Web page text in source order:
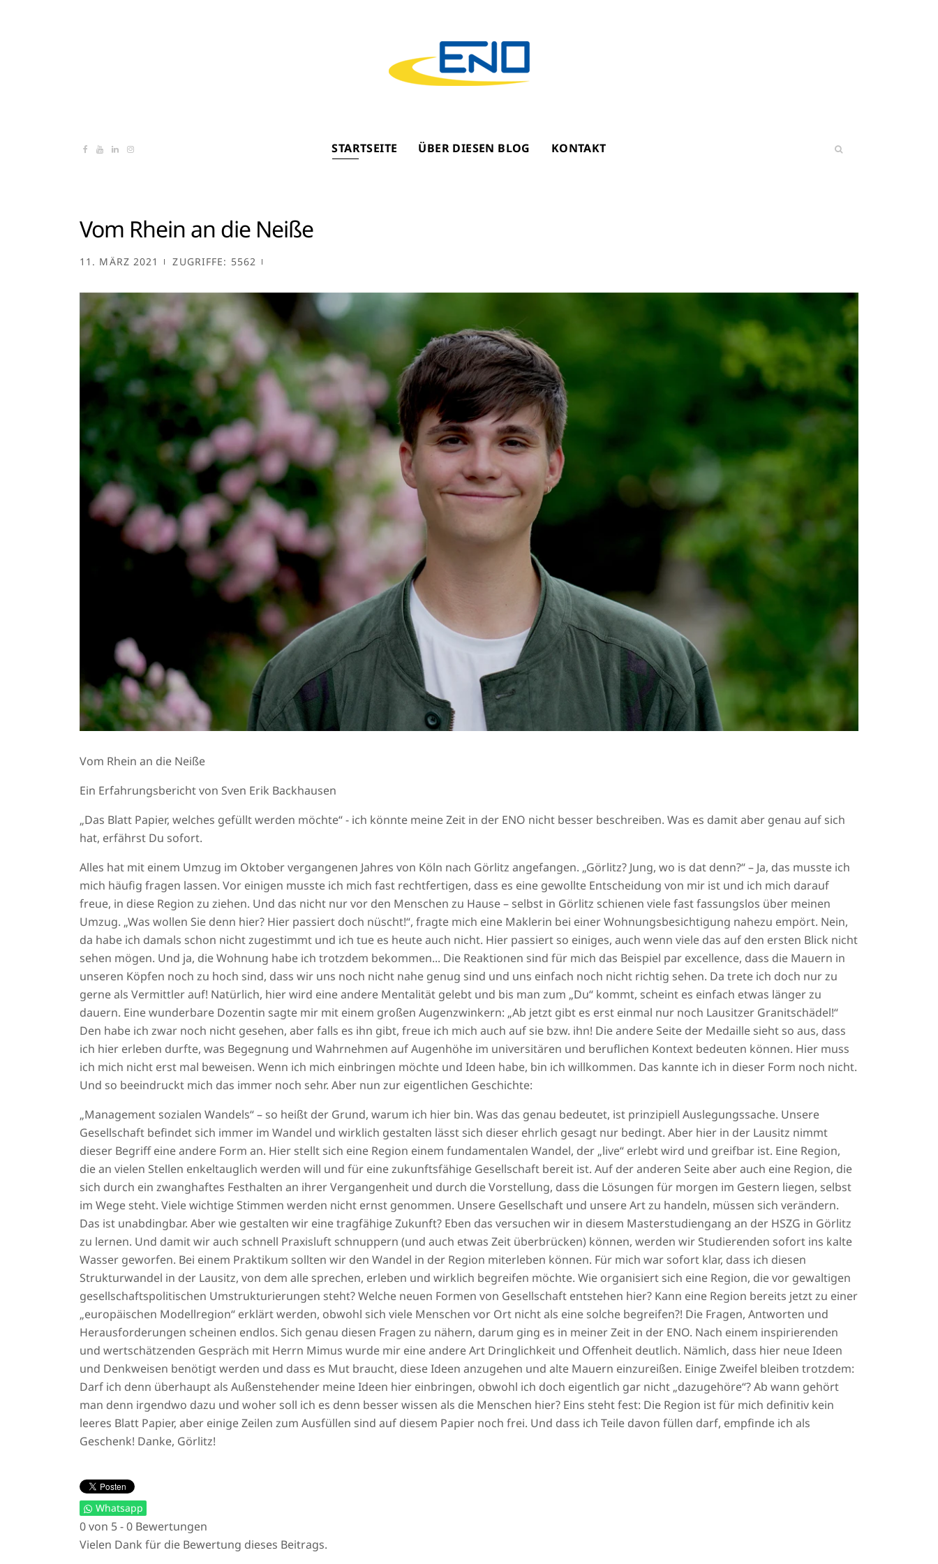
STARTSEITE ÜBER DIESEN BLOG KONTAKT
Vom Rhein an die Neiße
11. MÄRZ 2021 ZUGRIFFE: 5562
Vom Rhein an die Neiße
Ein Erfahrungsbericht von Sven Erik Backhausen
„Das Blatt Papier, welches gefüllt werden möchte“ - ich könnte meine Zeit in der ENO nicht besser beschreiben. Was es damit aber genau auf sich
hat, erfährst Du sofort.
Alles hat mit einem Umzug im Oktober vergangenen Jahres von Köln nach Görlitz angefangen. „Görlitz? Jung, wo is dat denn?“ – Ja, das musste ich
mich häufig fragen lassen. Vor einigen musste ich mich fast rechtfertigen, dass es eine gewollte Entscheidung von mir ist und ich mich darauf
freue, in diese Region zu ziehen. Und das nicht nur vor den Menschen zu Hause – selbst in Görlitz schienen viele fast fassungslos über meinen
Umzug. „Was wollen Sie denn hier? Hier passiert doch nüscht!“, fragte mich eine Maklerin bei einer Wohnungsbesichtigung nahezu empört. Nein,
da habe ich damals schon nicht zugestimmt und ich tue es heute auch nicht. Hier passiert so einiges, auch wenn viele das auf den ersten Blick nicht
sehen mögen. Und ja, die Wohnung habe ich trotzdem bekommen... Die Reaktionen sind für mich das Beispiel par excellence, dass die Mauern in
unseren Köpfen noch zu hoch sind, dass wir uns noch nicht nahe genug sind und uns einfach noch nicht richtig sehen. Da trete ich doch nur zu
gerne als Vermittler auf! Natürlich, hier wird eine andere Mentalität gelebt und bis man zum „Du“ kommt, scheint es einfach etwas länger zu
dauern. Eine wunderbare Dozentin sagte mir mit einem großen Augenzwinkern: „Ab jetzt gibt es erst einmal nur noch Lausitzer Granitschädel!“
Den habe ich zwar noch nicht gesehen, aber falls es ihn gibt, freue ich mich auch auf sie bzw. ihn! Die andere Seite der Medaille sieht so aus, dass
ich hier erleben durfte, was Begegnung und Wahrnehmen auf Augenhöhe im universitären und beruflichen Kontext bedeuten können. Hier muss
ich mich nicht erst mal beweisen. Wenn ich mich einbringen möchte und Ideen habe, bin ich willkommen. Das kannte ich in dieser Form noch nicht.
Und so beeindruckt mich das immer noch sehr. Aber nun zur eigentlichen Geschichte:
„Management sozialen Wandels“ – so heißt der Grund, warum ich hier bin. Was das genau bedeutet, ist prinzipiell Auslegungssache. Unsere
Gesellschaft befindet sich immer im Wandel und wirklich gestalten lässt sich dieser ehrlich gesagt nur bedingt. Aber hier in der Lausitz nimmt
dieser Begriff eine andere Form an. Hier stellt sich eine Region einem fundamentalen Wandel, der „live“ erlebt wird und greifbar ist. Eine Region,
die an vielen Stellen enkeltauglich werden will und für eine zukunftsfähige Gesellschaft bereit ist. Auf der anderen Seite aber auch eine Region, die
sich durch ein zwanghaftes Festhalten an ihrer Vergangenheit und durch die Vorstellung, dass die Lösungen für morgen im Gestern liegen, selbst
im Wege steht. Viele wichtige Stimmen werden nicht ernst genommen. Unsere Gesellschaft und unsere Art zu handeln, müssen sich verändern.
Das ist unabdingbar. Aber wie gestalten wir eine tragfähige Zukunft? Eben das versuchen wir in diesem Masterstudiengang an der HSZG in Görlitz
zu lernen. Und damit wir auch schnell Praxisluft schnuppern (und auch etwas Zeit überbrücken) können, werden wir Studierenden sofort ins kalte
Wasser geworfen. Bei einem Praktikum sollten wir den Wandel in der Region miterleben können. Für mich war sofort klar, dass ich diesen
Strukturwandel in der Lausitz, von dem alle sprechen, erleben und wirklich begreifen möchte. Wie organisiert sich eine Region, die vor gewaltigen
gesellschaftspolitischen Umstrukturierungen steht? Welche neuen Formen von Gesellschaft entstehen hier? Kann eine Region bereits jetzt zu einer
„europäischen Modellregion“ erklärt werden, obwohl sich viele Menschen vor Ort nicht als eine solche begreifen?! Die Fragen, Antworten und
Herausforderungen scheinen endlos. Sich genau diesen Fragen zu nähern, darum ging es in meiner Zeit in der ENO. Nach einem inspirierenden
und wertschätzenden Gespräch mit Herrn Mimus wurde mir eine andere Art Dringlichkeit und Offenheit deutlich. Nämlich, dass hier neue Ideen
und Denkweisen benötigt werden und dass es Mut braucht, diese Ideen anzugehen und alte Mauern einzureißen. Einige Zweifel bleiben trotzdem:
Darf ich denn überhaupt als Außenstehender meine Ideen hier einbringen, obwohl ich doch eigentlich gar nicht „dazugehöre“? Ab wann gehört
man denn irgendwo dazu und woher soll ich es denn besser wissen als die Menschen hier? Eins steht fest: Die Region ist für mich definitiv kein
leeres Blatt Papier, aber einige Zeilen zum Ausfüllen sind auf diesem Papier noch frei. Und dass ich Teile davon füllen darf, empfinde ich als
Geschenk! Danke, Görlitz!
Whatsapp
0 von 5 - 0 Bewertungen
Vielen Dank für die Bewertung dieses Beitrags.